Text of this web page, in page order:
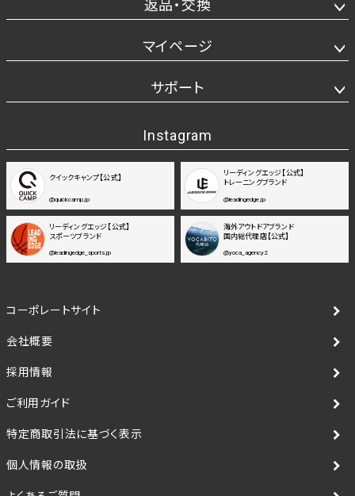
返品・交換
マイページ
サポート
Instagram
クイックキャンプ【公式】
@quickcamp.jp
リーディングエッジ【公式】
トレーニングブランド
@leadingedge.jp
リーディングエッジ【公式】
スポーツブランド
@leadingedge_sports.jp
海外アウトドアブランド
国内総代理店【公式】
@yoca_agency2
コーポレートサイト
会社概要
採用情報
ご利用ガイド
特定商取引法に基づく表示
個人情報の取扱